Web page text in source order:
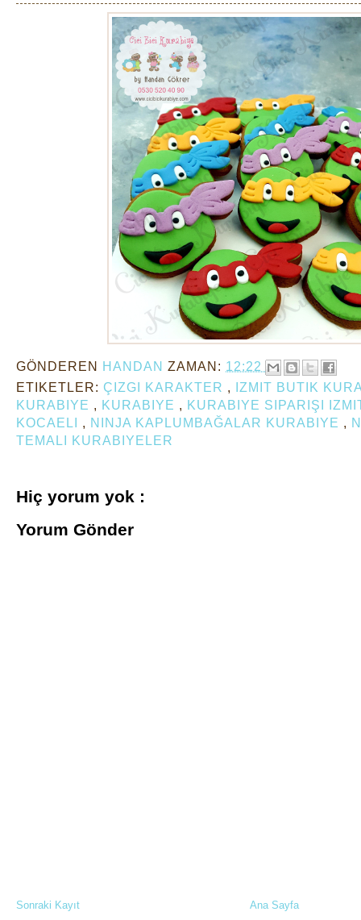
GÖNDEREN HANDAN ZAMAN: 12:22
ETIKETLER: ÇIZGI KARAKTER ,
IZMIT BUTIK
KURABIYE , KURABIYE , KURABIYE SIPARIŞI
KOCAELI , NINJA KAPLUMBAĞALAR KURABIYE ,
TEMALI KURABIYELER
Hiç yorum yok :
Yorum Gönder
Sonraki Kayıt Ana Sayfa